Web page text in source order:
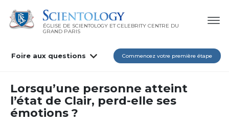
ÉGLISE DE SCIENTOLOGY ET CELEBRITY CENTRE DU
GRAND PARIS
Foire aux questions Commencez votre première étape
Lorsqu’une personne atteint
l’état de Clair, perd-elle ses
émotions ?